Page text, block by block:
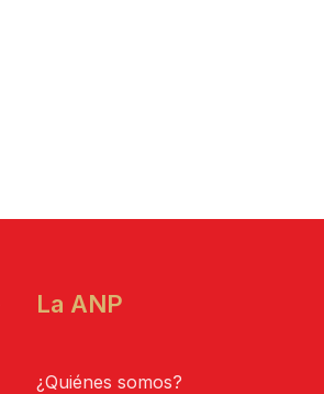
La ANP
¿Quiénes somos?